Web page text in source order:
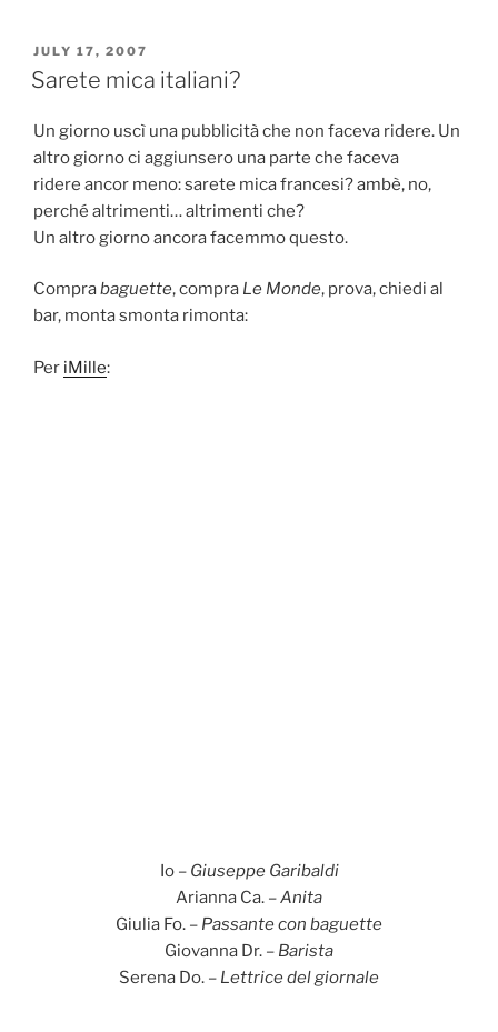
POSTED
ON
JULY 17, 2007
Sarete mica italiani?
Un giorno uscì una pubblicità che non faceva ridere. Un
altro giorno ci aggiunsero una parte che faceva
ridere ancor meno: sarete mica francesi? ambè, no,
perché altrimenti… altrimenti che?
Un altro giorno ancora facemmo questo.
Comprabaguette, compra Le Monde, prova, chiedi al
bar, monta smonta rimonta:
Per iMille:
Io – Giuseppe Garibaldi
Arianna Ca. –Anita
Giulia Fo. – Passante con baguette
Giovanna Dr. – Barista
Serena Do. – Lettrice del giornale